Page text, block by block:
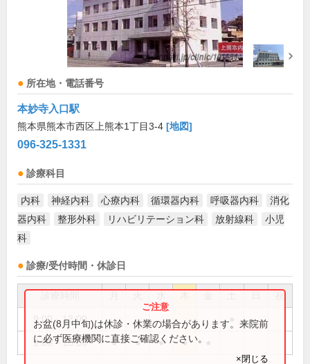
所在地・電話番号
本妙寺入口駅
熊本県熊本市西区上熊本1丁目3-4 [地図]
096-325-1331
診療科目
内科 神経内科 心療内科 循環器内科 呼吸器内科
消化
器内科
整形外科 リハビリテーション科 放射線科
小児
科
診療/受付時間・休診日
祝
9:00～13:00
9:00～18:00 ● ● ● ●
お盆(8月中旬)は休診・休業の場合があります。来院前
に必ず医療機関に直接ご確認ください。
×閉じる